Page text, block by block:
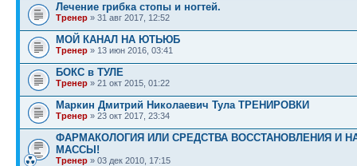
Лечение грибка стопы и ногтей.
Тренер » 31 авг 2017, 12:52
МОЙ КАНАЛ НА ЮТЬЮБ
Тренер » 13 июн 2016, 03:41
БОКС в ТУЛЕ
Тренер » 21 окт 2015, 01:22
Маркин Дмитрий Николаевич Тула ТРЕНИРОВКИ
Тренер » 23 окт 2017, 23:34
ФАРМАКОЛОГИЯ ИЛИ СРЕДСТВА ВОССТАНОВЛЕНИЯ И
МАССЫ!
Тренер » 03 дек 2010, 17:15